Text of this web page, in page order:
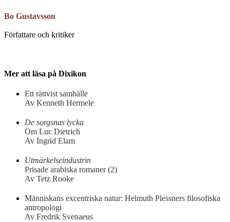
Bo Gustavsson
Författare och kritiker
Mer att läsa på Dixikon
Ett rättvist samhälle
Av Kenneth Hermele
De sorgsnas lycka
Om Luc Dietrich
Av Ingrid Elam
Utmärkelseindustrin
Prisade arabiska romaner (2)
Av Tetz Rooke
Människans excentriska natur: Helmuth Plessners filosofiska
antropologi
Av Fredrik Svenaeus